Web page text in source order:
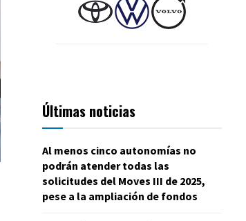
Últimas noticias
Al menos cinco autonomías no
podrán atender todas las
solicitudes del Moves III de 2025,
pese a la ampliación de fondos